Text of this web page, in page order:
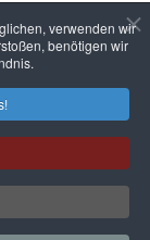
verwenden wir
benötigen wir